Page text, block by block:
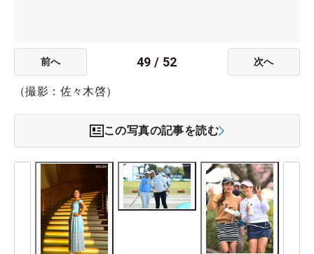
前へ 49 / 52 次へ
（撮影：佐々木啓）
この写真の記事を読む